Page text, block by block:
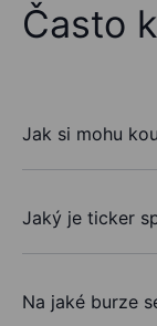
Často
Jak si mohu
Jaký je ticker
Na jaké burze